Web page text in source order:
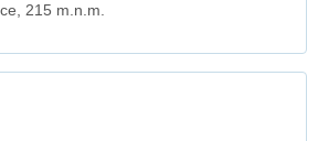
215 m.n.m.